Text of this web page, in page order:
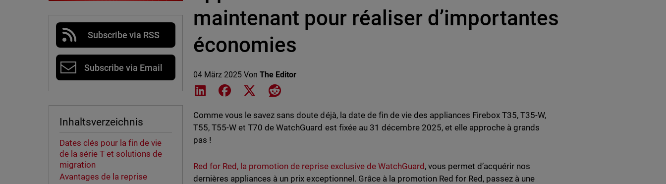
Subscribe via RSS
Subscribe via Email
Inhaltsverzeichnis
Dates clés pour la fin de vie
de la série T et solutions de
migration
Avantages de la reprise
maintenant pour réaliser d’importantes
économies
04 März 2025 VonThe Editor
Share on LinkedIn
Share on Facebook
Share on XShare on Reddit
Comme vous le savez sans doute déjà, la date de fin de vie des appliances Firebox T35, T35-W,
T55, T55-W et T70 de WatchGuard est fixée au 31 décembre 2025, et elle approche à grands
pas !
Red for Red, la promotion de reprise exclusive de WatchGuard , vous permet d’acquérir nos
dernières appliances à un prix exceptionnel. Grâce à la promotion Red for Red, passez à une